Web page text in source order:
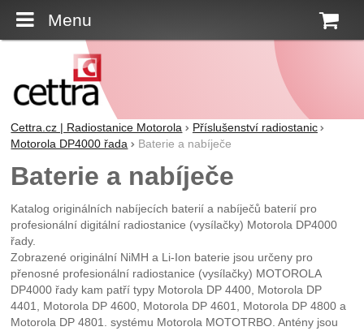
Menu
Cettra.cz | Radiostanice Motorola
Příslušenství radiostanic
Motorola DP4000 řada
Baterie a nabíječe
Baterie a nabíječe
Katalog originálních nabíjecích baterií a nabíječů baterií pro
profesionální digitální radiostanice (vysílačky) Motorola DP4000
řady.
Zobrazené originální NiMH a Li-Ion baterie jsou určeny pro
přenosné profesionální radiostanice (vysílačky) MOTOROLA
DP4000 řady kam patří typy Motorola DP 4400, Motorola DP
4401, Motorola DP 4600, Motorola DP 4601, Motorola DP 4800 a
Motorola DP 4801. systému Motorola MOTOTRBO. Antény jsou